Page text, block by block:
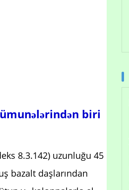
biri
8.3.142) uzunluğu 45
bazalt daşlarından